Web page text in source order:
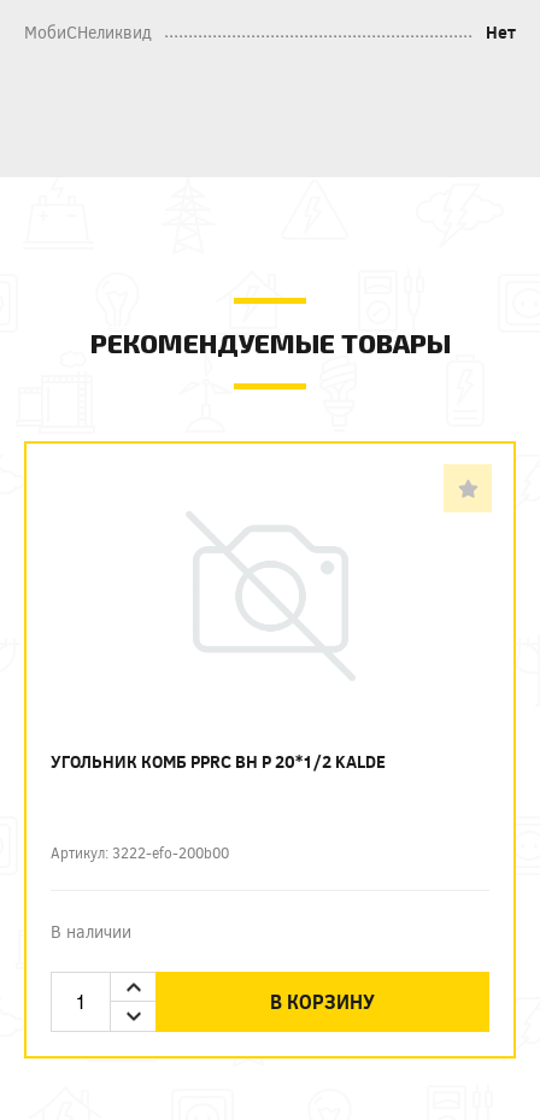
МобиСНеликвид Нет
РЕКОМЕНДУЕМЫЕ ТОВАРЫ
УГОЛЬНИК КОМБ PPRC ВН Р 20*1/2 KALDE
Артикул: 3222-efo-200b00
В наличии
В КОРЗИНУ